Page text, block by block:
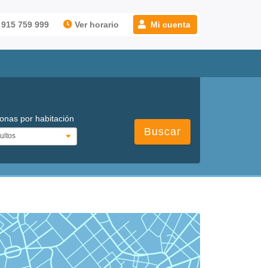
915 759 999 Ver horario Mi cuenta
por habitación
Buscar